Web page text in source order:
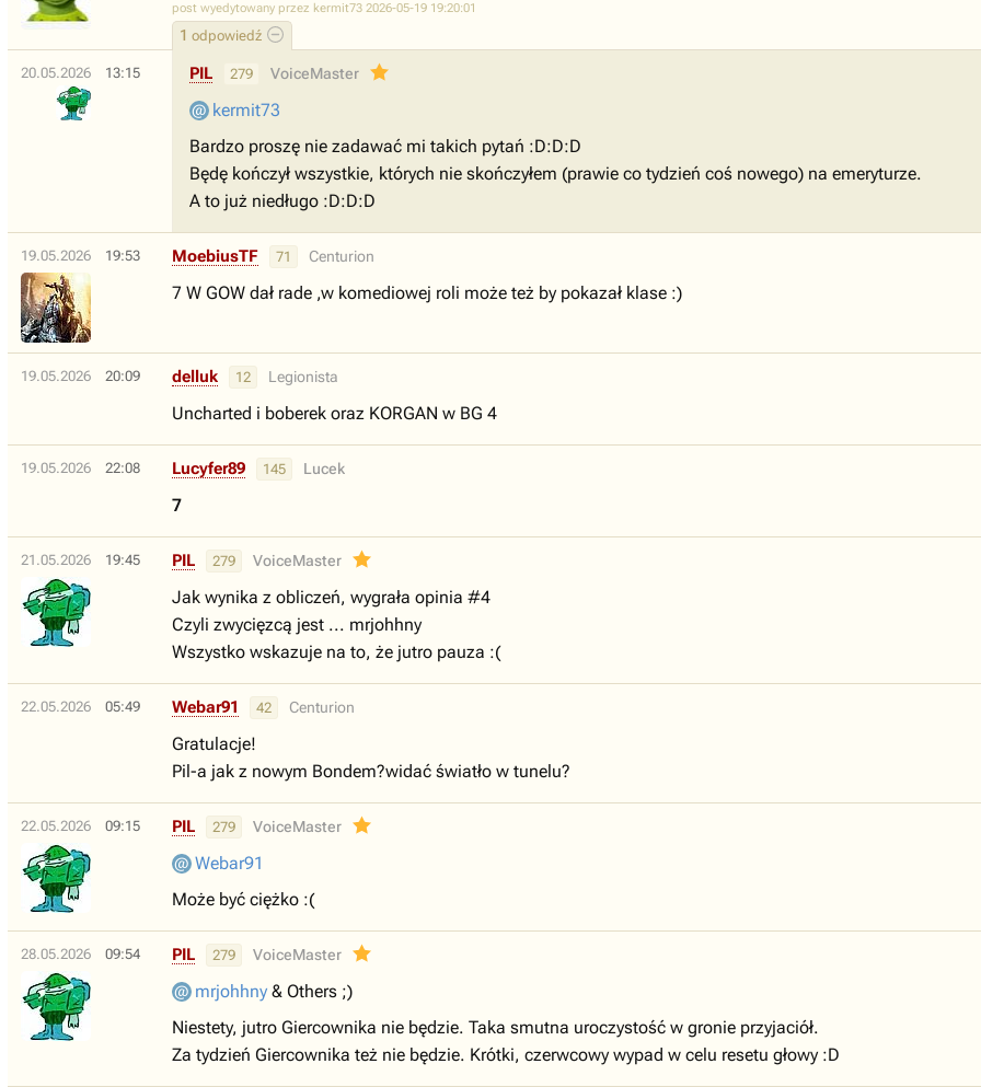
1 odpowiedź
post wyedytowany przez kermit73 2026-05-19 19:20:01
20.05.2026 13:15 PIL 279 VoiceMaster
kermit73
Bardzo proszę nie zadawać mi takich pytań :D:D:D
Będę kończył wszystkie, których nie skończyłem (prawie co tydzień coś nowego) na emeryturze.
A to już niedługo :D:D:D
19.05.2026 19:53 MoebiusTF 71 Centurion
7 W GOW dał rade ,w komediowej roli może też by pokazał klase :)
19.05.2026 20:09 delluk 12 Legionista
Uncharted i boberek oraz KORGAN w BG 4
19.05.2026 22:08 Lucyfer89 145 Lucek
7
21.05.2026 19:45 PIL 279 VoiceMaster
Jak wynika z obliczeń, wygrała opinia #4
Czyli zwycięzcą jest ... mrjohhny
Wszystko wskazuje na to, że jutro pauza :(
22.05.2026 05:49 Webar91 42 Centurion
Gratulacje!
Pil-a jak z nowym Bondem?widać światło w tunelu?
22.05.2026 09:15 PIL 279 VoiceMaster
Webar91
Może być ciężko :(
28.05.2026 09:54 PIL 279 VoiceMaster
mrjohhny & Others ;)
Niestety, jutro Giercownika nie będzie. Taka smutna uroczystość w gronie przyjaciół.
Za tydzień Giercownika też nie będzie. Krótki, czerwcowy wypad w celu resetu głowy :D